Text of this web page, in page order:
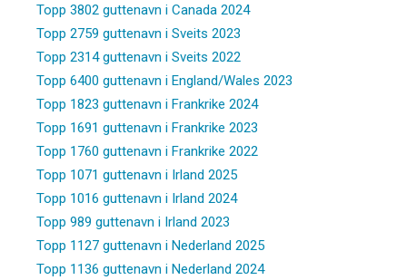
Topp 3802 guttenavn i Canada 2024
Topp 2759 guttenavn i Sveits 2023
Topp 2314 guttenavn i Sveits 2022
Topp 6400 guttenavn i England/Wales 2023
Topp 1823 guttenavn i Frankrike 2024
Topp 1691 guttenavn i Frankrike 2023
Topp 1760 guttenavn i Frankrike 2022
Topp 1071 guttenavn i Irland 2025
Topp 1016 guttenavn i Irland 2024
Topp 989 guttenavn i Irland 2023
Topp 1127 guttenavn i Nederland 2025
Topp 1136 guttenavn i Nederland 2024